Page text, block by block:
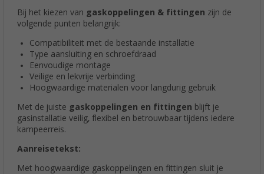
Bij het kiezen van gaskoppelingen & fittingen zijn de
volgende punten belangrijk:
Compatibiliteit met de bestaande installatie
Type aansluiting en schroefdraad
Eenvoudige montage
Veilige en lekvrije verbinding
Hoogwaardige materialen voor langdurig gebruik
Met de juiste gaskoppelingen en fittingen blijft je
gasinstallatie veilig, flexibel en betrouwbaar tijdens iedere
kampeerreis.
Aanreisetekst:
Met hoogwaardige gaskoppelingen en fittingen sluit je